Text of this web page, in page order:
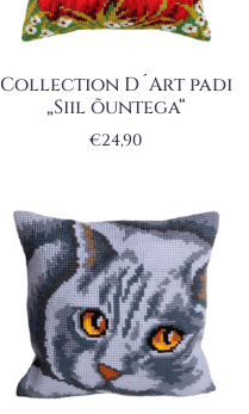
Collection D´Art padi
„Siil õuntega“
€24,90